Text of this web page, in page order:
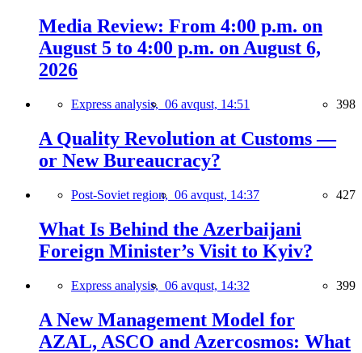
Media Review: From 4:00 p.m. on
August 5 to 4:00 p.m. on August 6,
2026
Express analysis, 06 avqust, 14:51 398
A Quality Revolution at Customs —
or New Bureaucracy?
Post-Soviet region, 06 avqust, 14:37 427
What Is Behind the Azerbaijani
Foreign Minister’s Visit to Kyiv?
Express analysis, 06 avqust, 14:32 399
A New Management Model for
AZAL, ASCO and Azercosmos: What